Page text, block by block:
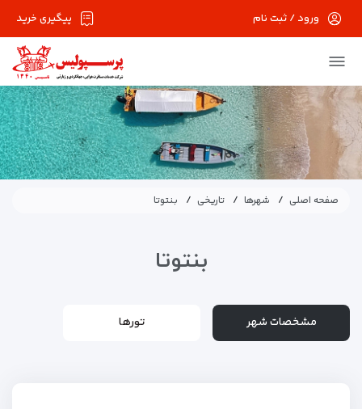
پیگیری خرید ورود / ثبت نام
صفحه اصلی شهرها تاریخی بنتوتا
بنتوتا
مشخصات شهر تورها